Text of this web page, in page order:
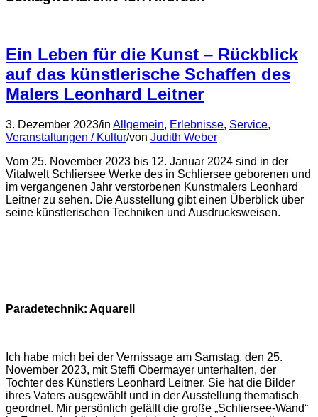
Ein Leben für die Kunst – Rückblick
auf das künstlerische Schaffen des
Malers Leonhard Leitner
3. Dezember 2023/in Allgemein, Erlebnisse, Service,
Veranstaltungen / Kultur/von Judith Weber
Vom 25. November 2023 bis 12. Januar 2024 sind in der
Vitalwelt Schliersee Werke des in Schliersee geborenen und
im vergangenen Jahr verstorbenen Kunstmalers Leonhard
Leitner zu sehen. Die Ausstellung gibt einen Überblick über
seine künstlerischen Techniken und Ausdrucksweisen.
Paradetechnik: Aquarell
Ich habe mich bei der Vernissage am Samstag, den 25.
November 2023, mit Steffi Obermayer unterhalten, der
Tochter des Künstlers Leonhard Leitner. Sie hat die Bilder
ihres Vaters ausgewählt und in der Ausstellung thematisch
geordnet. Mir persönlich gefällt die große „Schliersee-Wand“